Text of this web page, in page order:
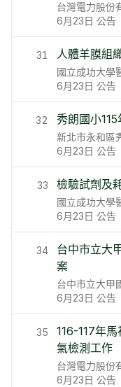
台灣電力股份
6月23日 公告
31 人體羊膜組
國立成功大學
6月23日 公告
32 秀朗國小
新北市永和區
6月23日 公告
33 檢驗試劑及
國立成功大學
6月23日 公告
34
台中市立大
案
台中市立大甲
6月23日 公告
35
116-117年
氣檢測工作
台灣電力股份
6月23日 公告